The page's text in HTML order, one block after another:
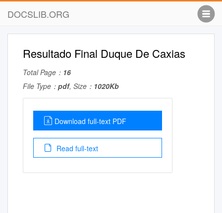
DOCSLIB.ORG
Resultado Final Duque De Caxias
Total Page： 16
File Type： pdf, Size： 1020Kb
Download full-text PDF
Read full-text